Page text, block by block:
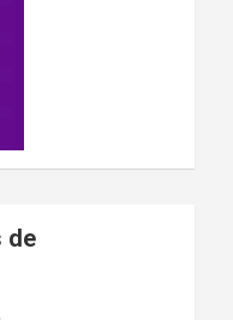
de